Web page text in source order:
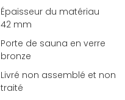
Épaisseur du matériau
42 mm
Porte de sauna en verre
bronze
Livré non assemblé et non
traité